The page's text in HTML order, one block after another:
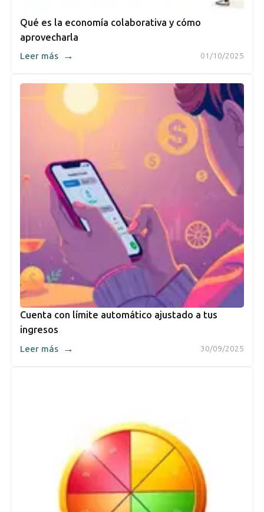
Qué es la economía colaborativa y cómo
aprovecharla
01/10/2025
Leer más →
Cuenta con límite automático ajustado a tus
ingresos
30/09/2025
Leer más →